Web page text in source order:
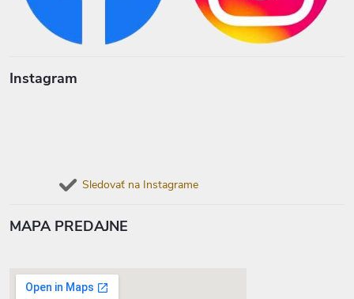
Instagram
Sledovať na Instagrame
MAPA PREDAJNE